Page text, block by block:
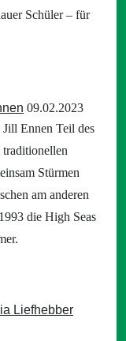
Schüler – für
09.02.2023
Ennen Teil des
Stürmen
am anderen
die High Seas
Liefhebber